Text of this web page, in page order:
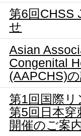
第6回CHSS
せ
Asian
Congenital
(AAPCHS)
第1回国際
第5回日本
開催のご案